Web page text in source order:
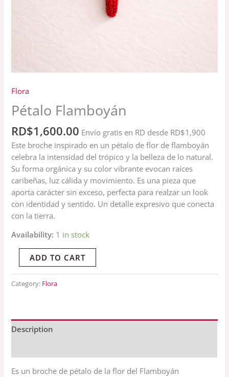
Flora
Pétalo Flamboyán
RD$1,600.00 Envío gratis en RD desde RD$1,900
Este broche inspirado en un pétalo de flor de flamboyán
celebra la intensidad del trópico y la belleza de lo natural.
Su forma orgánica y su color vibrante evocan raíces
caribeñas, luz cálida y movimiento. Es una pieza que
aporta carácter sin exceso, perfecta para realzar un look
con identidad y sentido. Un detalle expresivo que conecta
con la tierra.
Availability: 1 in stock
ADD TO CART
Category: Flora
Description
Es un broche de pétalo de la flor del Flamboyán